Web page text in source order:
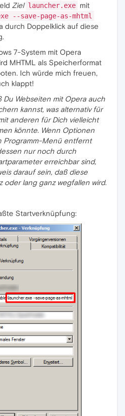
Ziel launcher.exe mit
--save-page-as-mhtml
durch Doppelklick auf diese
7-System mit Opera
MHTML als Speicherformat
Ich würde mich freuen,
klappt!
Du Webseiten mit Opera auch
kannst, was alternativ für
anderen für Dich vielleicht
könnte. Wenn Optionen
Programm-Menü entfernt
nur noch durch
erreichbar sind,
darauf sein, daß diese
oder lang ganz wegfallen wird.
Startverknüpfung: